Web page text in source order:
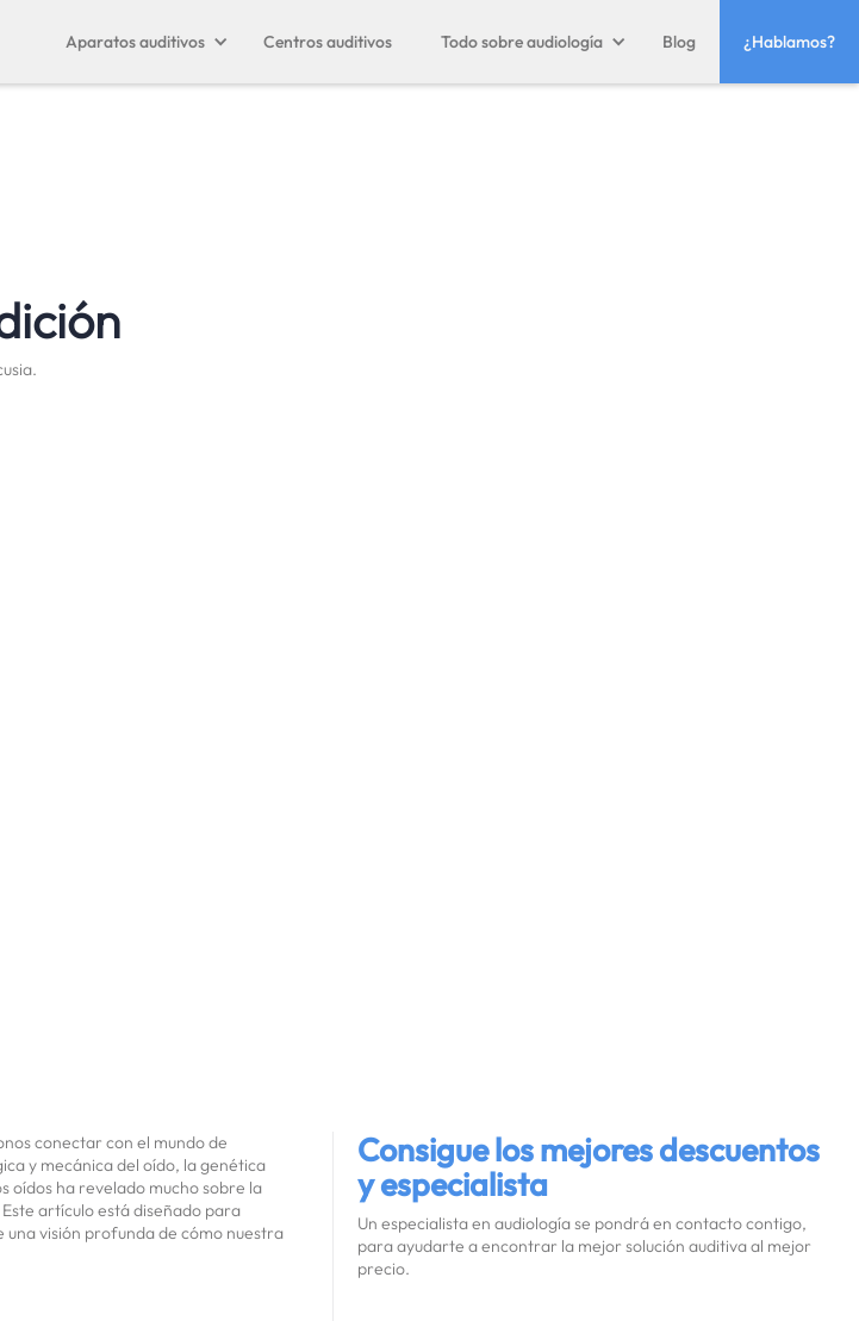
Aparatos auditivos Centros auditivos Todo sobre audiología Blog ¿Hablamos?
conectar con el mundo de
y mecánica del oído, la genética
oídos ha revelado mucho sobre la
artículo está diseñado para
visión profunda de cómo nuestra
Consigue los mejores descuentos
y especialista
Un especialista en audiología se pondrá en contacto contigo,
para ayudarte a encontrar la mejor solución auditiva al mejor
precio.